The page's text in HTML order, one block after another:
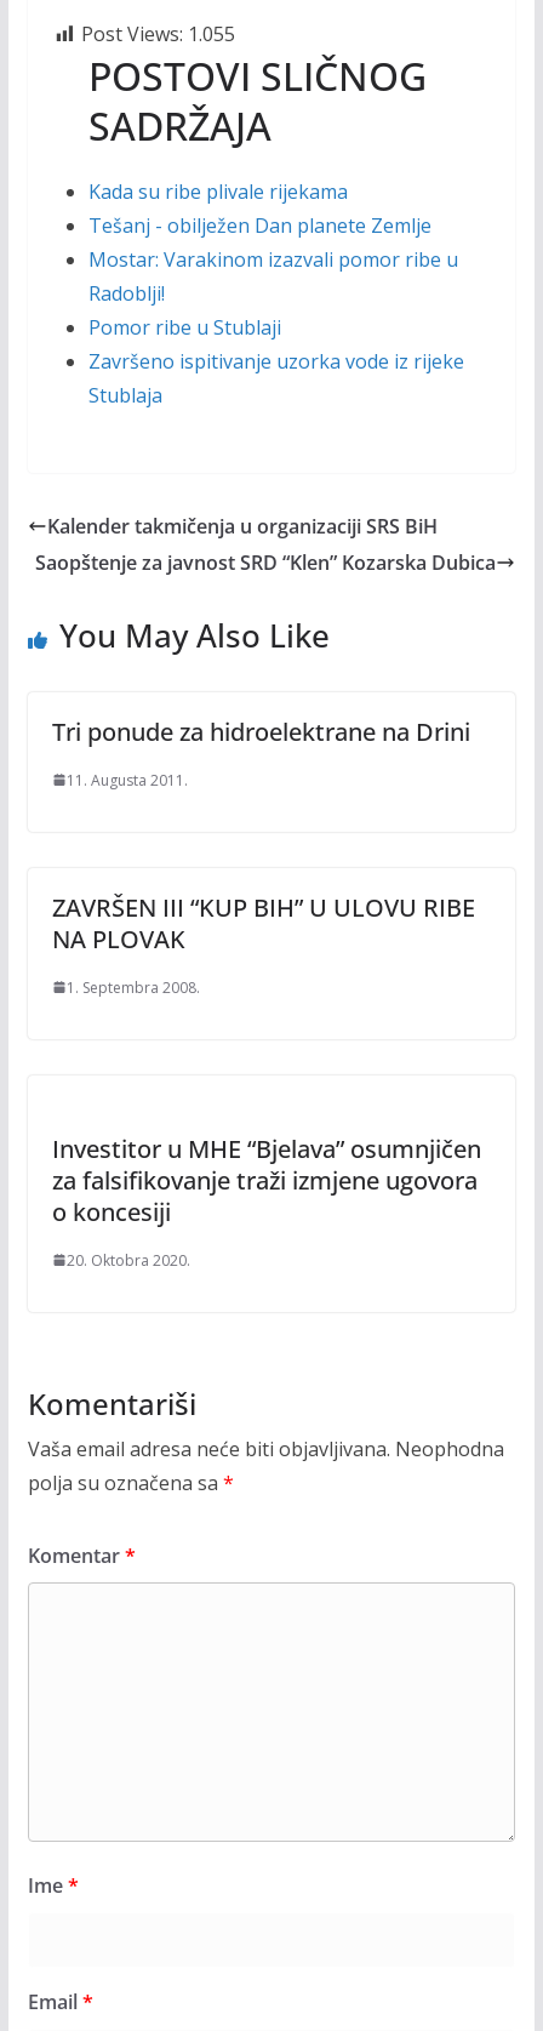
Post Views: 1.055
POSTOVI SLIČNOG
SADRŽAJA
Kada su ribe plivale rijekama
Tešanj - obilježen Dan planete Zemlje
Mostar: Varakinom izazvali pomor ribe u
Radoblji!
Pomor ribe u Stublaji
Završeno ispitivanje uzorka vode iz rijeke
Stublaja
Kalender takmičenja u organizaciji SRS BiH
Saopštenje za javnost SRD “Klen” Kozarska Dubica
You May Also Like
Tri ponude za hidroelektrane na Drini
11. Augusta 2011.
ZAVRŠEN III “KUP BIH” U ULOVU RIBE
NA PLOVAK
1. Septembra 2008.
Investitor u MHE “Bjelava” osumnjičen
za falsifikovanje traži izmjene ugovora
o koncesiji
20. Oktobra 2020.
Komentariši
Vaša email adresa neće biti objavljivana. Neophodna
polja su označena sa *
Komentar*
Ime*
Email*